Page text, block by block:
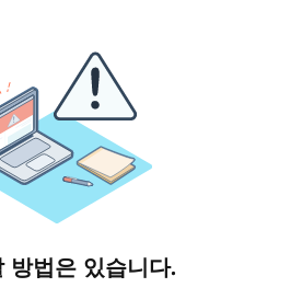
방법은 있습니다.